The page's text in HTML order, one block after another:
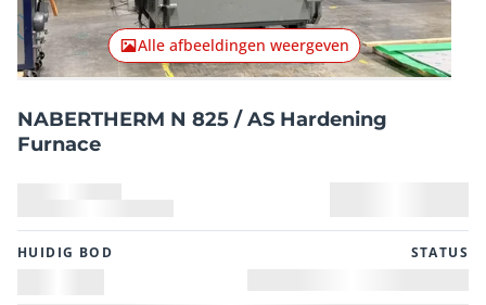
Alle afbeeldingen weergeven
NABERTHERM N 825 / AS Hardening
Furnace
HUIDIG ​​BOD STATUS